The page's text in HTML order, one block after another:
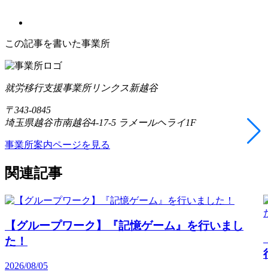
この記事を書いた事業所
就労移行支援事業所リンクス新越谷
〒343-0845
埼玉県越谷市南越谷4-17-5 ラメールヘライ1F
事業所案内ページを見る
関連記事
【グループワーク】『記憶ゲーム』を行いまし
た！
2026/08/05